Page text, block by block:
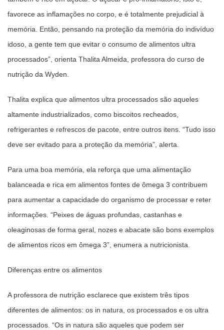
favorece as inflamações no corpo, e é totalmente prejudicial à
memória. Então, pensando na proteção da memória do indivíduo
idoso, a gente tem que evitar o consumo de alimentos ultra
processados”, orienta Thalita Almeida, professora do curso de
nutrição da Wyden.
Thalita explica que alimentos ultra processados são aqueles
altamente industrializados, como biscoitos recheados,
refrigerantes e refrescos de pacote, entre outros itens. “Tudo isso
deve ser evitado para a proteção da memória”, alerta.
Para uma boa memória, ela reforça que uma alimentação
balanceada e rica em alimentos fontes de ômega 3 contribuem
para aumentar a capacidade do organismo de processar e reter
informações. “Peixes de águas profundas, castanhas e
oleaginosas de forma geral, nozes e abacate são bons exemplos
de alimentos ricos em ômega 3”, enumera a nutricionista.
Diferenças entre os alimentos
A professora de nutrição esclarece que existem três tipos
diferentes de alimentos: os in natura, os processados e os ultra
processados. “Os in natura são aqueles que podem ser